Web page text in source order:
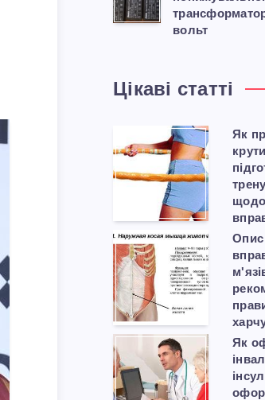
вольт
Цікаві статті
Як
Опис
Як